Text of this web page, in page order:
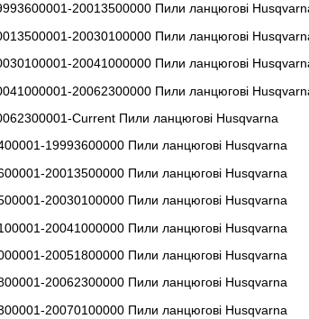
20013500000 Пили ланцюгові
20030100000 Пили ланцюгові
20041000000 Пили ланцюгові
20062300000 Пили ланцюгові
Current Пили ланцюгові Husqvarna
19993600000 Пили ланцюгові Husqvarna
20013500000 Пили ланцюгові Husqvarna
20030100000 Пили ланцюгові Husqvarna
20041000000 Пили ланцюгові Husqvarna
20051800000 Пили ланцюгові Husqvarna
20062300000 Пили ланцюгові Husqvarna
20070100000 Пили ланцюгові Husqvarna